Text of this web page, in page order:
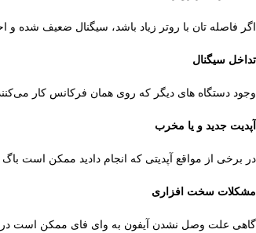
اگر فاصله تان با روتر زیاد باشد، سیگنال ضعیف شده و
تداخل سیگنال
وجود دستگاه های دیگر که روی همان فرکانس کار
آپدیت جدید و یا مخرب
در برخی از مواقع آپدیتی که انجام دادید ممکن است باگ
مشکلات سخت افزاری
گاهی علت وصل نشدن آیفون به وای فای ممکن است